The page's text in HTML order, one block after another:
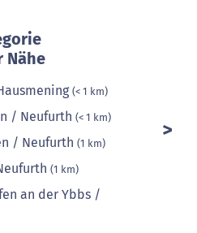
Nähe
(< 1 km)
/ Neufurth (< 1 km)
/ Neufurth (1 km)
(1 km)
an der Ybbs /